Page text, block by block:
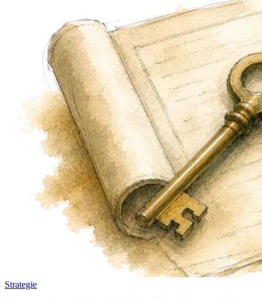
Strategie